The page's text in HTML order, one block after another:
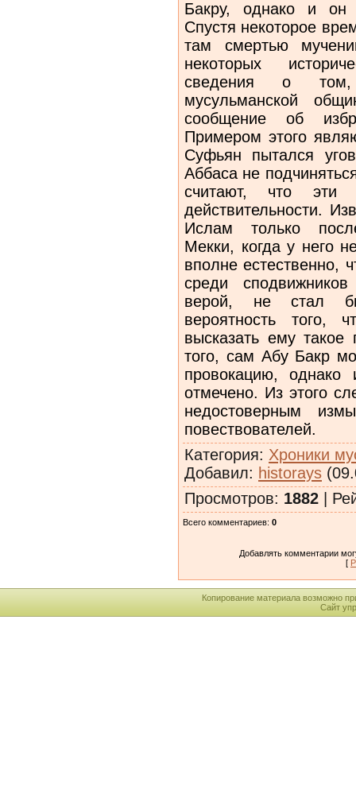
Бакру, однако и он
Спустя некоторое
там смертью
некоторых
сведения о
мусульманской
сообщение об
Примером этого
Суфьян пытался
Аббаса не
считают, что эти
действительности.
Ислам только
Мекки, когда у него
вполне естественно,
среди
верой, не стал
вероятность
высказать ему
того, сам Абу Бакр
провокацию,
отмечено. Из этого
недостоверным
повествователей.
Категория: Хроники
Добавил: historays
Просмотров: 1882 |
Всего комментариев: 0
Добавлять комментарии
[
Копирование материала возможно
Сайт